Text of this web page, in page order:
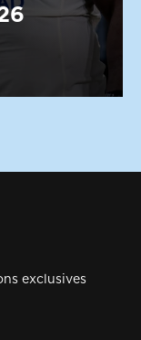
exclusives